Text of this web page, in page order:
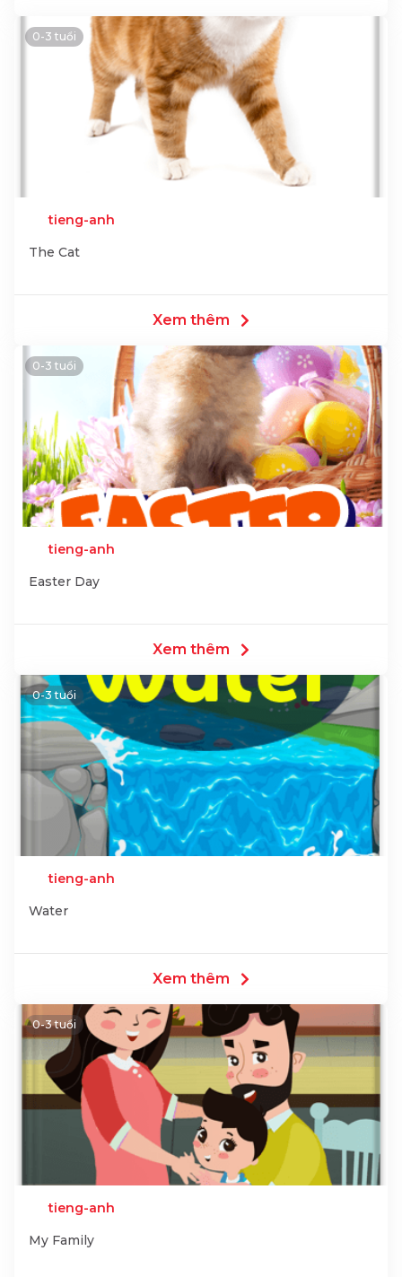
0-3 tuổi
tieng-anh
The Cat
Xem thêm
0-3 tuổi
tieng-anh
Easter Day
Xem thêm
0-3 tuổi
tieng-anh
Water
Xem thêm
0-3 tuổi
tieng-anh
My Family